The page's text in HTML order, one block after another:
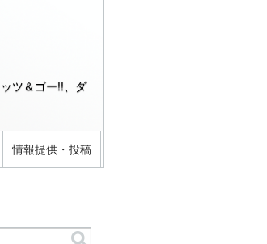
ツ＆ゴー!!、ダ
情報提供・投稿